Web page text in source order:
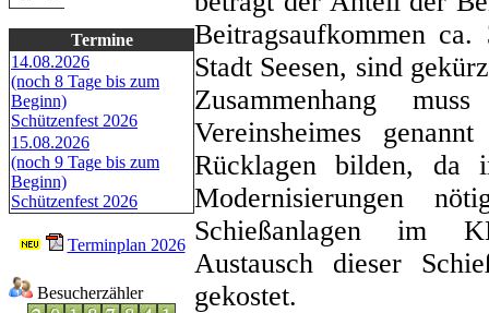
Termine
14.08.2026
(noch 8 Tage bis zum
Beginn)
Schützenfest 2026
15.08.2026
(noch 9 Tage bis zum
Beginn)
Schützenfest 2026
Terminplan 2026
Besucherzähler
Beitragsaufkommen
Stadt Seesen, sind
Zusammenhang
Vereinsheimes
Rücklagen bilden, da
Modernisierungen
Schießanlagen im
Austausch dieser
gekostet.